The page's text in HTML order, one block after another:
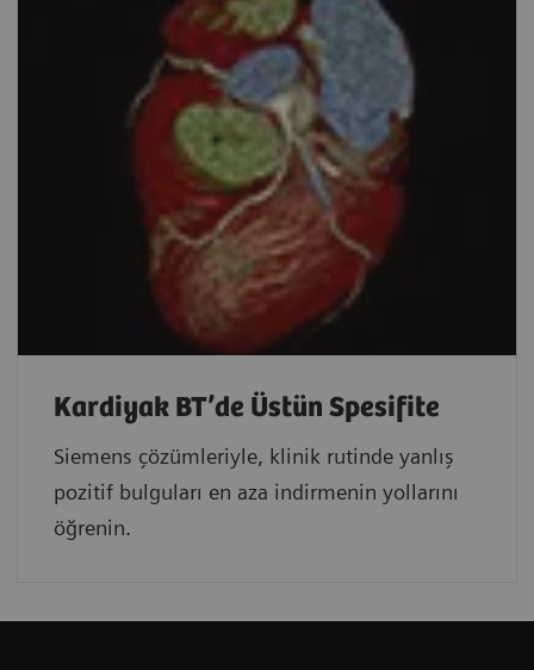
Kardiyak BT’de Üstün Spesifite
Siemens çözümleriyle, klinik rutinde yanlış
pozitif bulguları en aza indirmenin yollarını
öğrenin.